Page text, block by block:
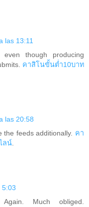
las 13:11
though producing
คาสิโนขั้นต่ำ10บาท
las 20:58
feeds additionally. คา
ลน์
5:03
Much obliged.